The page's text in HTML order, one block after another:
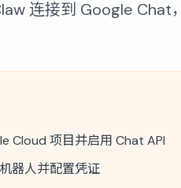
连接到 Google Chat
Cloud 项目并启用 Chat API
器人并配置凭证